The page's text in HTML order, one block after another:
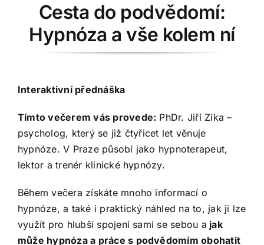
Cesta do podvědomí:
Hypnóza a vše kolem ní
Interaktivní přednáška
Tímto večerem vás provede: PhDr. Jiří Zíka –
psycholog, který se již čtyřicet let věnuje
hypnóze. V Praze působí jako hypnoterapeut,
lektor a trenér klinické hypnózy.
Během večera získáte mnoho informací o
hypnóze, a také i praktický náhled na to, jak ji lze
využít pro hlubší spojení sami se sebou a jak
může hypnóza a práce s podvědomím obohatit